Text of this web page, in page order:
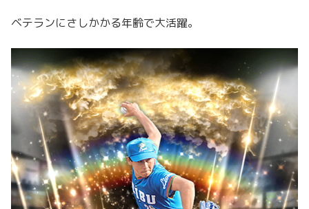
ベテランにさしかかる年齢で大活躍。